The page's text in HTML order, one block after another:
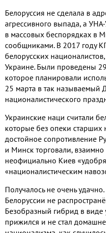
Белоруссия не сделала в
агрессивного выпада, а
в массовых беспорядках в
сообщниками. В 2017 году
белорусских националистов,
Украине. Были проведены 29
которое планировали
25 марта в так называемый
националистического
Украинские наци считали
которые без опеки старших
достойное сопротивление
и Минск торговали, взаимно
неофициально Киев «
«националистическим
Получалось не очень удачно.
Белоруссии не
Безобразный гибрид в виде
прижился и не стал